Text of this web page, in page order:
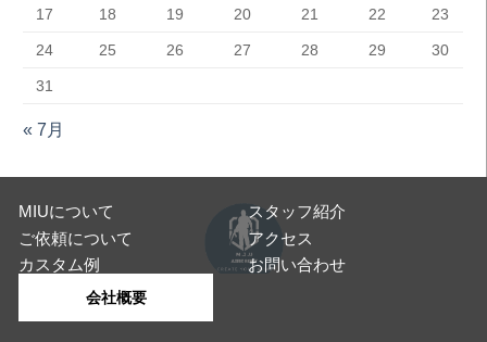
17 18 19 20 21 22 23
24 25 26 27 28 29 30
31
« 7月
MIUについて
スタッフ紹介
ご依頼について
アクセス
カスタム例
お問い合わせ
会社概要